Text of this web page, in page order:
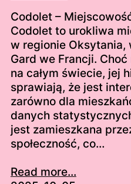
Codolet –
Codolet to urokliwa
w regionie Oksytania,
Gard we Francji.
na całym świecie, jej
sprawiają, że jest
zarówno dla
danych
jest zamieszkana
społeczność, co…
Read more...